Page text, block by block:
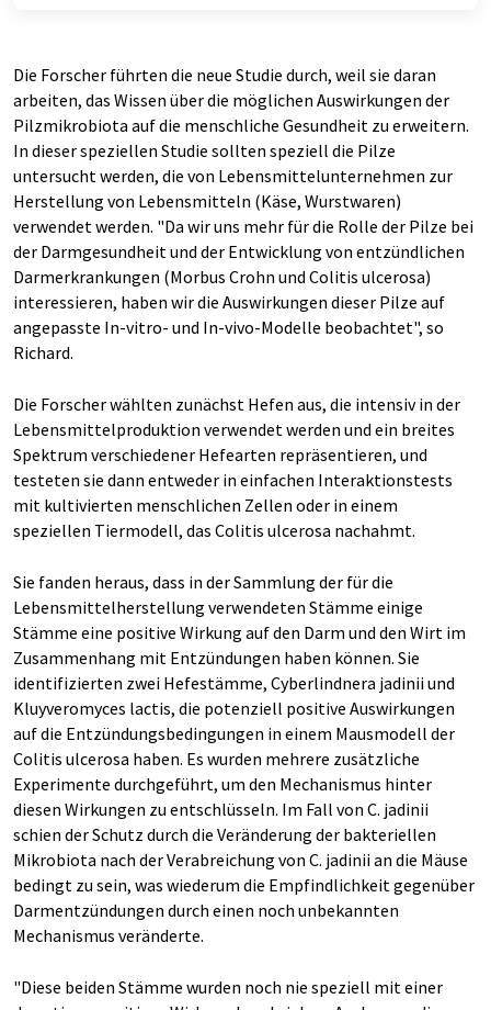
Die Forscher führten die neue Studie durch, weil sie daran
arbeiten, das Wissen über die möglichen Auswirkungen der
Pilzmikrobiota auf die menschliche Gesundheit zu erweitern.
In dieser speziellen Studie sollten speziell die Pilze
untersucht werden, die von Lebensmittelunternehmen zur
Herstellung von Lebensmitteln (Käse, Wurstwaren)
verwendet werden. "Da wir uns mehr für die Rolle der Pilze bei
der Darmgesundheit und der Entwicklung von entzündlichen
Darmerkrankungen (Morbus Crohn und Colitis ulcerosa)
interessieren, haben wir die Auswirkungen dieser Pilze auf
angepasste In-vitro- und In-vivo-Modelle beobachtet", so
Richard.
Die Forscher wählten zunächst Hefen aus, die intensiv in der
Lebensmittelproduktion verwendet werden und ein breites
Spektrum verschiedener Hefearten repräsentieren, und
testeten sie dann entweder in einfachen Interaktionstests
mit kultivierten menschlichen Zellen oder in einem
speziellen Tiermodell, das Colitis ulcerosa nachahmt.
Sie fanden heraus, dass in der Sammlung der für die
Lebensmittelherstellung verwendeten Stämme einige
Stämme eine positive Wirkung auf den Darm und den Wirt im
Zusammenhang mit Entzündungen haben können. Sie
identifizierten zwei Hefestämme, Cyberlindnera jadinii und
Kluyveromyces lactis, die potenziell positive Auswirkungen
auf die Entzündungsbedingungen in einem Mausmodell der
Colitis ulcerosa haben. Es wurden mehrere zusätzliche
Experimente durchgeführt, um den Mechanismus hinter
diesen Wirkungen zu entschlüsseln. Im Fall von C. jadinii
schien der Schutz durch die Veränderung der bakteriellen
Mikrobiota nach der Verabreichung von C. jadinii an die Mäuse
bedingt zu sein, was wiederum die Empfindlichkeit gegenüber
Darmentzündungen durch einen noch unbekannten
Mechanismus veränderte.
"Diese beiden Stämme wurden noch nie speziell mit einer